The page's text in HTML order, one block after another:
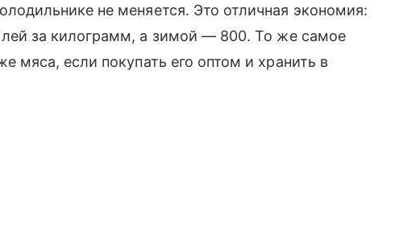
не меняется. Это отличная экономия:
за килограмм, а зимой — 800. То же самое
мяса, если покупать его оптом и хранить в